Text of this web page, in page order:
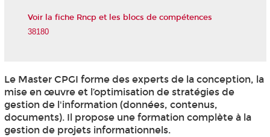
Voir la fiche Rncp et les blocs de compétences
38180
Le Master CPGI forme des experts de la conception, la
mise en œuvre et l’optimisation de stratégies de
gestion de l'information (données, contenus,
documents). Il propose une formation complète à la
gestion de projets informationnels.